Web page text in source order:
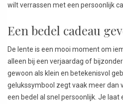
wilt verrassen met een persoonlijk
Een bedel cadeau
De lente is een mooi moment om
alleen bij een verjaardag of
gewoon als klein en betekenisvol
gelukssymbool zegt vaak meer dan
een bedel al snel persoonlijk. Je